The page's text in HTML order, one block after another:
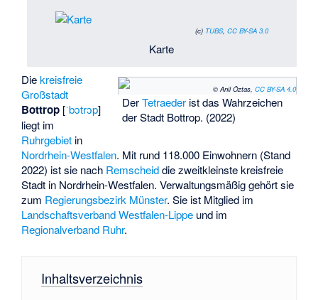
(c) TUBS, CC BY-SA 3.0
Karte
© Anil Öztas, CC BY-SA 4.0
DerTetraederist das Wahrzeichen
der Stadt Bottrop. (2022)
Diekreisfreie
Großstadt
Bottrop [ˈbɔtrɔp]
liegt im
Ruhrgebiet in
Nordrhein-Westfalen. Mit rund 118.000 Einwohnern (Stand
2022) ist sie nach Remscheiddie zweitkleinste kreisfreie
Stadt in Nordrhein-Westfalen. Verwaltungsmäßig gehört sie
zum Regierungsbezirk Münster. Sie ist Mitglied im
Landschaftsverband Westfalen-Lippe und im
Regionalverband Ruhr.
Inhaltsverzeichnis